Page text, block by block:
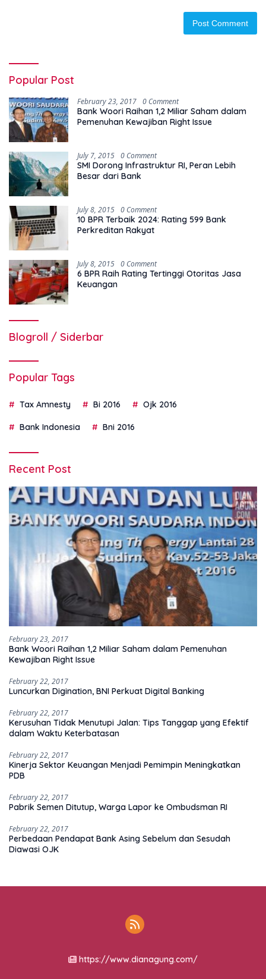
Popular Post
February 23, 2017 0 Comment
Bank Woori Raihan 1,2 Miliar Saham dalam
Pemenuhan Kewajiban Right Issue
July 7, 2015 0 Comment
SMI Dorong Infrastruktur RI, Peran Lebih
Besar dari Bank
July 8, 2015 0 Comment
10 BPR Terbaik 2024: Rating 599 Bank
Perkreditan Rakyat
July 8, 2015 0 Comment
6 BPR Raih Rating Tertinggi Otoritas Jasa
Keuangan
Blogroll / Siderbar
Popular Tags
Tax Amnesty Bi 2016 Ojk 2016
Bank Indonesia Bni 2016
Recent Post
February 23, 2017
Bank Woori Raihan 1,2 Miliar Saham dalam Pemenuhan
Kewajiban Right Issue
February 22, 2017
Luncurkan Digination, BNI Perkuat Digital Banking
February 22, 2017
Kerusuhan Tidak Menutupi Jalan: Tips Tanggap yang Efektif
dalam Waktu Keterbatasan
February 22, 2017
Kinerja Sektor Keuangan Menjadi Pemimpin Meningkatkan
PDB
February 22, 2017
Pabrik Semen Ditutup, Warga Lapor ke Ombudsman RI
February 22, 2017
Perbedaan Pendapat Bank Asing Sebelum dan Sesudah
Diawasi OJK
https://www.dianagung.com/